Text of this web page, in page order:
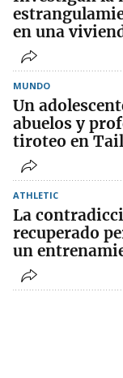
en una
MUNDO
Un
abuelos y
tiroteo en
ATHLETIC
La
recuperado
un